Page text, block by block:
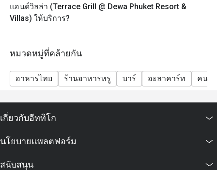
แอนด์วิลล่า (Terrace Grill @ Dewa Phuket Resort &
Villas) ให้บริการ?
หมวดหมู่ที่คล้ายกัน
อาหารไทย ร้านอาหารหรู บาร์ อะลาคาร์ท คนรั
เกี่ยวกับอีททิโก
นโยบายแพลตฟอร์ม
สนับสนุน